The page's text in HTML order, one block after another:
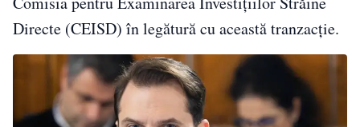
Directe (CEISD) în legătură cu această tranzacție.